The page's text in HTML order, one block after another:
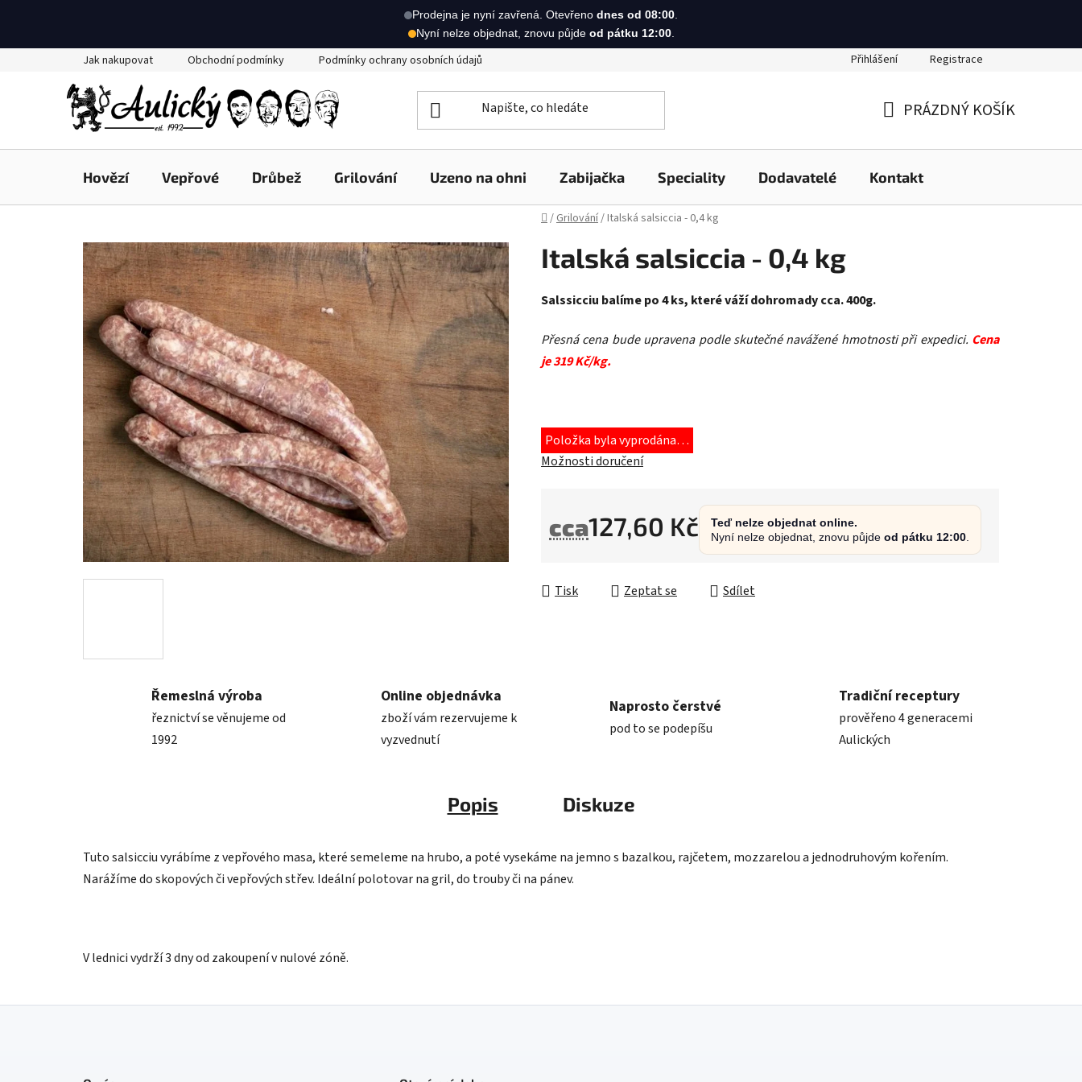
Prodejna je nyní zavřená. Otevřeno dnes od 08:00
Nyní nelze objednat, znovu půjde od pátku 12:00.
Jak nakupovat Obchodní podmínky Podmínky ochrany osobních údajů Přihlášení Registrace
KOŠÍK
PRÁZDNÝ KOŠÍK
Hovězí Vepřové Drůbež Grilování Uzeno na ohni Zabijačka Speciality Dodavatelé Kontakt
Domů
/Grilování/Italská salsiccia - 0,4 kg
Italská salsiccia - 0,4 kg
Salssicciu balíme po 4 ks, které váží dohromady cca. 400g.
Přesná cena bude upravena podle skutečné navážené hmotnosti při expedici. Cena
je 319 Kč/kg.
Položka byla vyprodána…
Možnosti doručení
cca127,60 Kč
Teď nelze objednat online.
Nyní nelze objednat, znovu půjde od pátku 12:00
Tisk Zeptat se Sdílet
Řemeslná výroba
řeznictví se věnujeme od
1992
Online objednávka
zboží vám rezervujeme k
vyzvednutí
Naprosto čerstvé
pod to se podepíšu
Tradiční receptury
prověřeno 4 generacemi
Aulických
Popis Diskuze
Tuto salsicciu vyrábíme z vepřového masa, které semeleme na hrubo, a poté vysekáme na jemno s bazalkou, rajčetem, mozzarelou a jednodruhovým kořením.
Narážíme do skopových či vepřových střev. Ideální polotovar na gril, do trouby či na pánev.
V lednici vydrží 3 dny od zakoupení v nulové zóně.